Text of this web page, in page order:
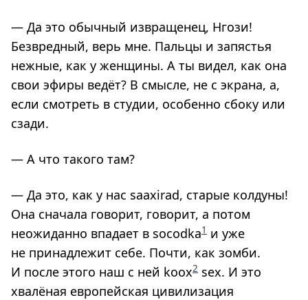
— Да это обычный извращенец, Нгози!
Безвредный, верь мне. Пальцы и запястья
нежные, как у женщины. А ты видел, как она
свои эфиры ведёт? В смысле, не с экрана, а,
если смотреть в студии, особенно сбоку или
сзади.
— А что такого там?
— Да это, как у нас saaxirad, старые колдуны!
Она сначала говорит, говорит, а потом
неожиданно впадает в socodka1 и уже
не принадлежит себе. Почти, как зомби.
И после этого наш с ней koox2 sex. И это
хвалёная европейская цивилизация